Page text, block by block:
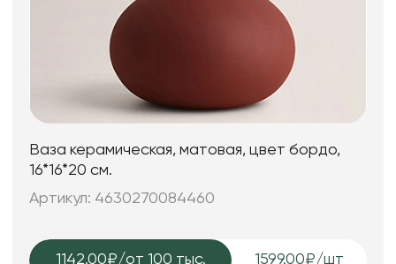
Ваза керамическая, матовая, цвет бордо,
16*16*20 см.
Артикул: 4630270084460
1142.00₽/от 100 тыс. 1599.00₽/шт